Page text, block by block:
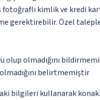
kimlik ve kredi
gerektirebilir. Özel
olmadığını
belirtmemiştir
bilgileri kullanarak